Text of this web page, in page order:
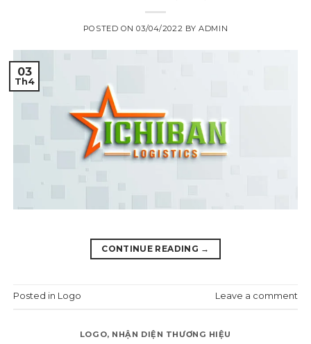
POSTED ON03/04/2022 BYADMIN
03
Th4
CONTINUE READING →
Posted in Logo Leave a comment
LOGO, NHẬN DIỆN THƯƠNG HIỆU